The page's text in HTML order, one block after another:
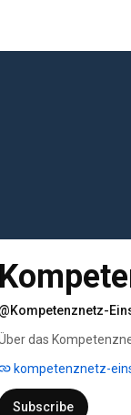
@Kompetenznetz-
das
kompetenznetz-
Subscribe